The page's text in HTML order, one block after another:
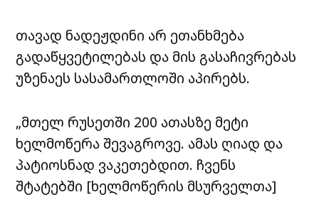
თავად ნადეჟდინი არ ეთანხმება
გადაწყვეტილებას და მის გასაჩივრებას
უზენაეს სასამართლოში აპირებს.
„მთელ რუსეთში 200 ათასზე მეტი
ხელმოწერა შევაგროვე. ამას ღიად და
პატიოსნად ვაკეთებდით. ჩვენს
შტატებში [ხელმოწერის მსურველთა]